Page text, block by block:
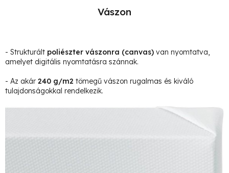
Vászon
- Strukturált poliészter vászonra (canvas) van nyomtatva,
amelyet digitális nyomtatásra szánnak.
- Az akár 240 g/m2 tömegű vászon rugalmas és kiváló
tulajdonságokkal rendelkezik.